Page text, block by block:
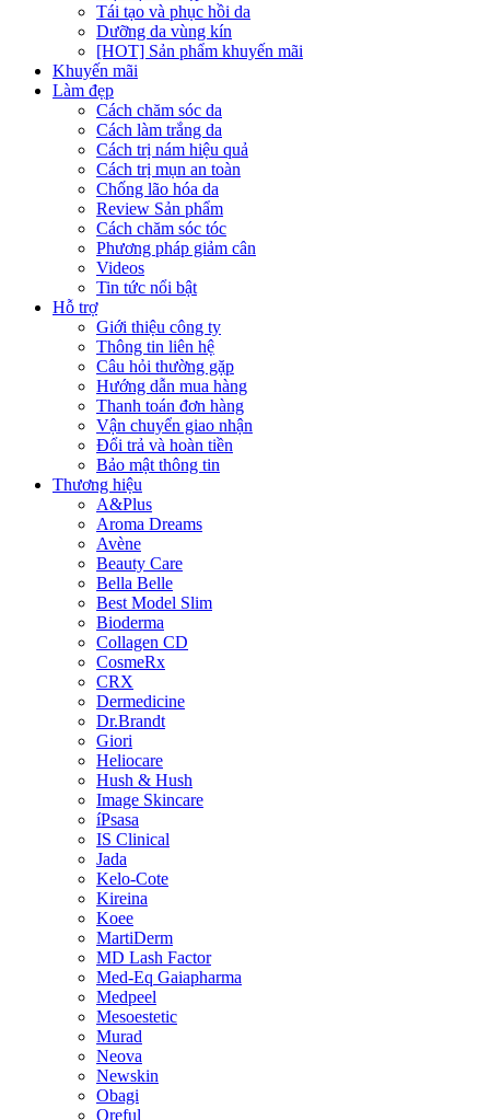
Tái tạo và phục hồi da
Dưỡng da vùng kín
[HOT] Sản phẩm khuyến mãi
Khuyến mãi
Làm đẹp
Cách chăm sóc da
Cách làm trắng da
Cách trị nám hiệu quả
Cách trị mụn an toàn
Chống lão hóa da
Review Sản phẩm
Cách chăm sóc tóc
Phương pháp giảm cân
Videos
Tin tức nổi bật
Hỗ trợ
Giới thiệu công ty
Thông tin liên hệ
Câu hỏi thường gặp
Hướng dẫn mua hàng
Thanh toán đơn hàng
Vận chuyển giao nhận
Đổi trả và hoàn tiền
Bảo mật thông tin
Thương hiệu
A&Plus
Aroma Dreams
Avène
Beauty Care
Bella Belle
Best Model Slim
Bioderma
Collagen CD
CosmeRx
CRX
Dermedicine
Dr.Brandt
Giori
Heliocare
Hush & Hush
Image Skincare
íPsasa
IS Clinical
Jada
Kelo-Cote
Kireina
Koee
MartiDerm
MD Lash Factor
Med-Eq Gaiapharma
Medpeel
Mesoestetic
Murad
Neova
Newskin
Obagi
Oreful